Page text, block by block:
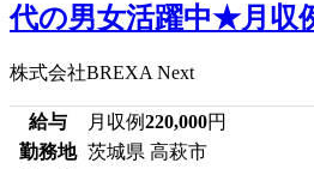
代の男女活躍中★月収
株式会社BREXA Next
給与 月収例220,000円
勤務地 茨城県 高萩市